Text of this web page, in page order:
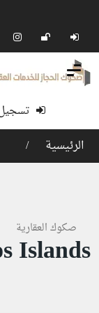
الرئيسية
صكوك العقارية
Islands